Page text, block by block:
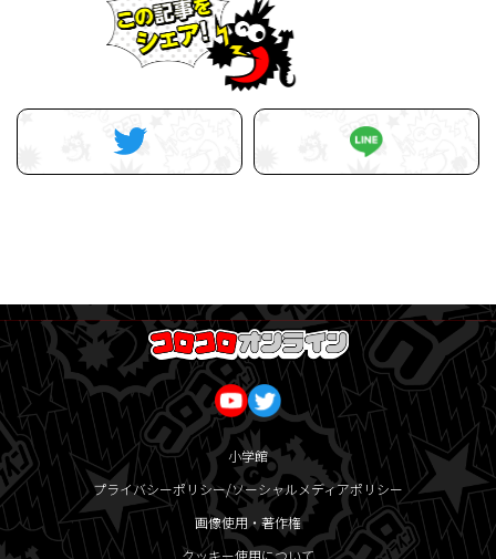
小学館
プライバシーポリシー/ソーシャルメディアポリシー
画像使用・著作権